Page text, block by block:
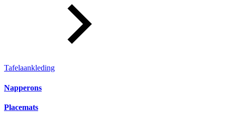
Tafelaankleding
Napperons
Placemats